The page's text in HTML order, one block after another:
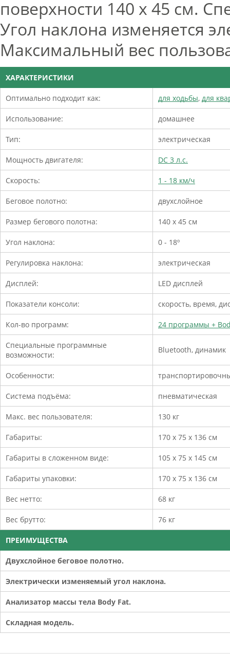
поверхности 140 х 45 см.
Угол наклона изменяется
Максимальный вес
ХАРАКТЕРИСТИКИ
Оптимально подходит как: для ходьбы, для
Использование: домашнее
Тип: электрическая
Мощность двигателя: DC 3 л.с.
Скорость: 1 - 18 км/ч
Беговое полотно: двухслойное
Размер бегового полотна: 140 x 45 см
Угол наклона: 0 - 18º
Регулировка наклона: электрическая
Дисплей: LED дисплей
Показатели консоли: скорость, время,
Кол-во программ: 24 программы +
Специальные программные
возможности:
Bluetooth, динамик
Особенности:
Система подъёма: пневматическая
Макс. вес пользователя: 130 кг
Габариты: 170 х 75 х 136 см
Габариты в сложенном виде: 105 х 75 х 145 см
Габариты упаковки: 170 х 75 х 136 см
Вес нетто: 68 кг
Вес брутто: 76 кг
ПРЕИМУЩЕСТВА
Двухслойное беговое полотно.
Электрически изменяемый угол наклона.
Анализатор массы тела Body Fat.
Складная модель.